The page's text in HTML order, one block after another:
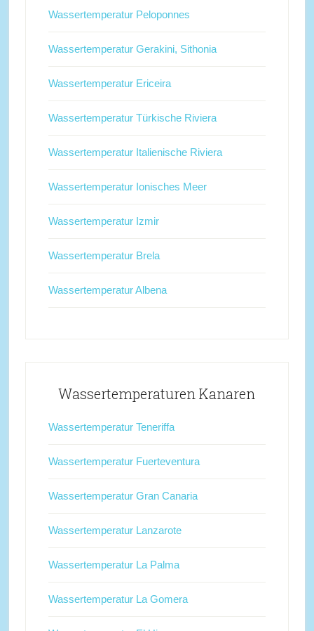
Wassertemperatur Peloponnes
Wassertemperatur Gerakini, Sithonia
Wassertemperatur Ericeira
Wassertemperatur Türkische Riviera
Wassertemperatur Italienische Riviera
Wassertemperatur Ionisches Meer
Wassertemperatur Izmir
Wassertemperatur Brela
Wassertemperatur Albena
Wassertemperaturen Kanaren
Wassertemperatur Teneriffa
Wassertemperatur Fuerteventura
Wassertemperatur Gran Canaria
Wassertemperatur Lanzarote
Wassertemperatur La Palma
Wassertemperatur La Gomera